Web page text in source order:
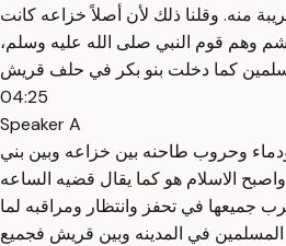
منه. وقلنا ذلك لأن أصلاً خزاعه كانت
وهم قوم النبي صلى الله عليه وسلم،
04:25
Speaker A
وحروب طاحنه بين خزاعه وبين بني
الاسلام هو كما يقال قضيه الساعه
جميعها في تحفز وانتظار ومراقبه لما
في المدينه وبين قريش فجميع